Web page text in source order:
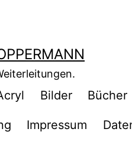
Bilder Bücher
Impressum